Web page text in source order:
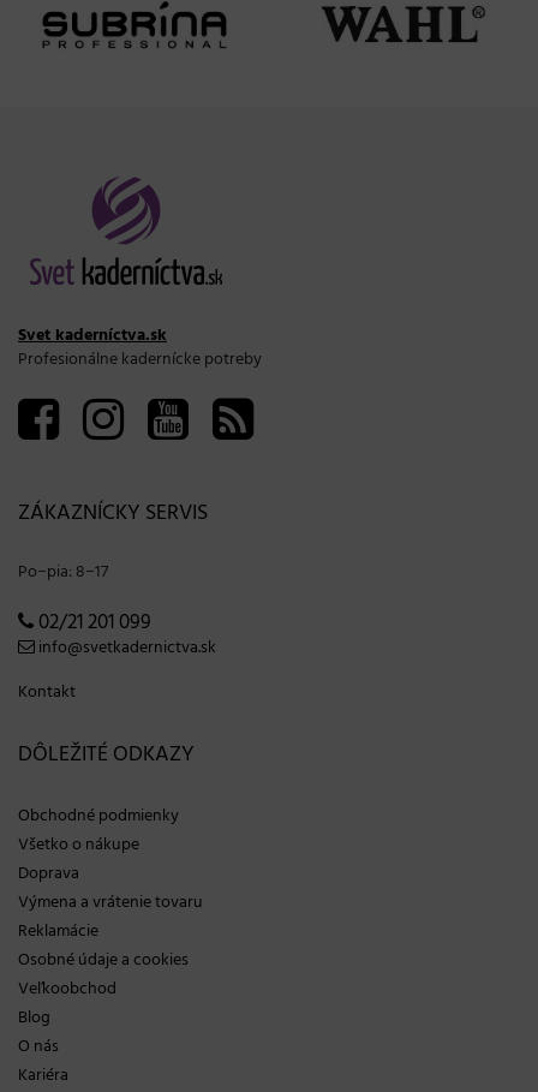
Svet kaderníctva.sk
Profesionálne kadernícke potreby
ZÁKAZNÍCKY SERVIS
Po−pia: 8−17
02/21 201 099
info@svetkadernictva.sk
Kontakt
DÔLEŽITÉ ODKAZY
Obchodné podmienky
Všetko o nákupe
Doprava
Výmena a vrátenie tovaru
Reklamácie
Osobné údaje a cookies
Veľkoobchod
Blog
O nás
Kariéra